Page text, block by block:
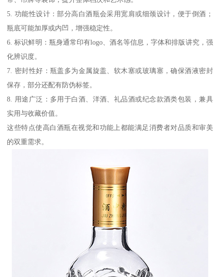
5. 功能性设计：部分高白酒瓶会采用宽肩或细颈设计，便于倒酒；
瓶底可能加厚或内凹，增强稳定性。
6. 标识鲜明：瓶身通常印有logo、酒名等信息，字体和排版讲究，强
化辨识度。
7. 密封性好：瓶盖多为金属旋盖、软木塞或玻璃塞，确保酒液密封
保存，部分还配有防伪标签。
8. 用途广泛：多用于白酒、洋酒、礼品酒或纪念款酒类包装，兼具
实用与收藏价值。
这些特点使高白酒瓶在视觉和功能上都能满足消费者对品质和审美
的双重需求。